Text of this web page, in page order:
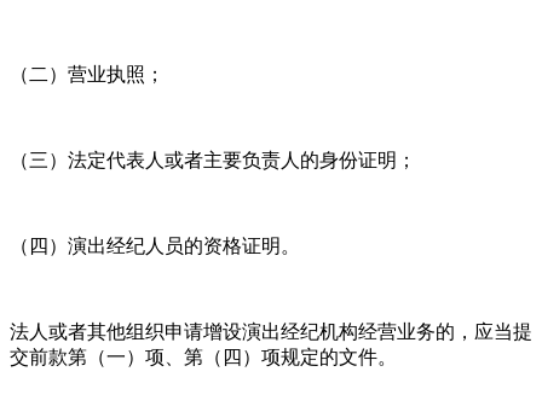
（二）营业执照；
（三）法定代表人或者主要负责人的身份证明；
（四）演出经纪人员的资格证明。
法人或者其他组织申请增设演出经纪机构经营业务的，应当提
交前款第（一）项、第（四）项规定的文件。